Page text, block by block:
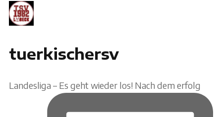
tuerkischersv
Landesliga – Es geht wieder los! Nach dem erfolg